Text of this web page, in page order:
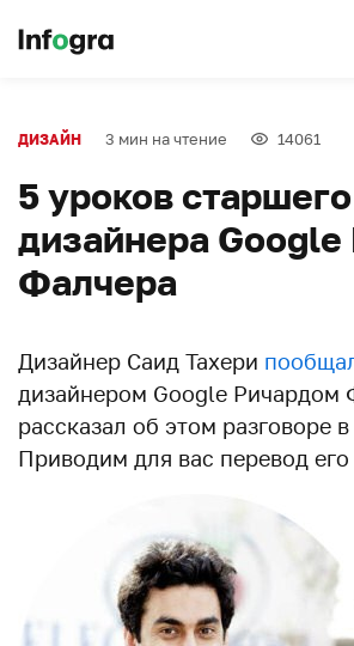
ДИЗАЙН 3 мин на чтение 14061
5 уроков старшего
дизайнера Google
Фалчера
Дизайнер Саид Тахери
дизайнером Google Ричардом
рассказал об этом разговоре
Приводим для вас перевод его